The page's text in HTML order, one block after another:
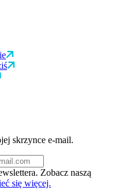
skrzynce e-mail.
Zobacz naszą
się więcej.